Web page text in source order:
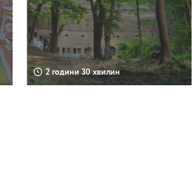
2 години 30 хвилин